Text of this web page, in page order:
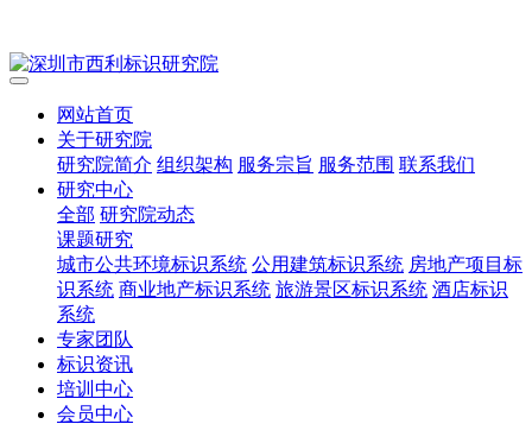
网站首页
关于研究院
研究院简介 组织架构 服务宗旨 服务范围 联系我们
研究中心
全部 研究院动态
课题研究
城市公共环境标识系统 公用建筑标识系统 房地产项目标
识系统 商业地产标识系统 旅游景区标识系统 酒店标识
系统
专家团队
标识资讯
培训中心
会员中心